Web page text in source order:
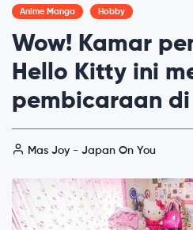
Anime Manga Hobby
Wow! Kamar
Hello Kitty ini
pembicaraan
Mas Joy - Japan On You